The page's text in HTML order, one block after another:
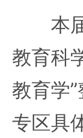
本届
教育科
教育学
专区具